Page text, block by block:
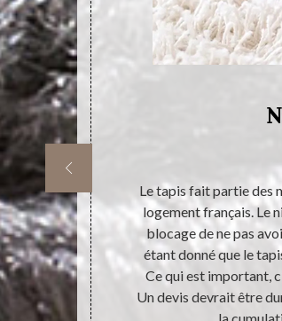
il est
en œuvre
décision sur
prestation.
activité ne
de
Le tapis fait partie des
logement français. Le
blocage de ne pas
étant donné que le
Ce qui est important,
Un devis devrait être